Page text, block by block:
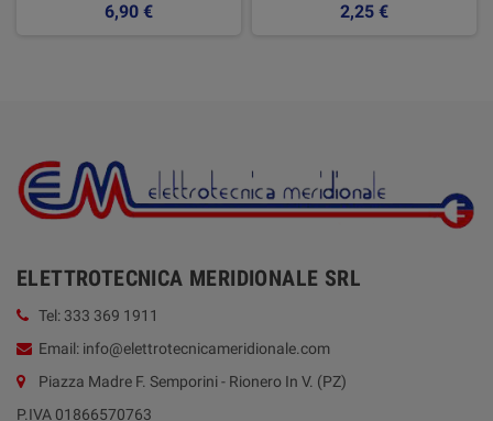
6,90 € 2,25 €
ELETTROTECNICA MERIDIONALE SRL
Tel: 333 369 1911
Email: info@elettrotecnicameridionale.com
Piazza Madre F. Semporini - Rionero In V. (PZ)
P.IVA 01866570763